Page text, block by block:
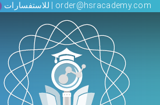
order@hsracademy.com | للاستفسارات